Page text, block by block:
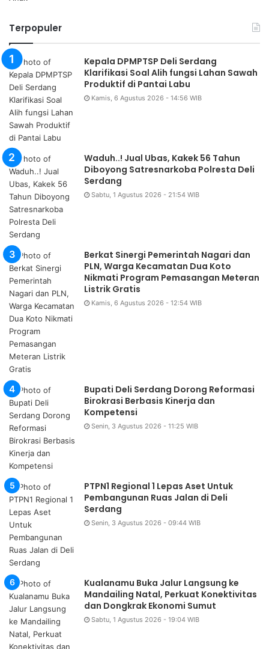
Terpopuler
Kepala DPMPTSP Deli Serdang
Klarifikasi Soal Alih fungsi Lahan Sawah
Produktif di Pantai Labu
Kamis, 6 Agustus 2026 - 14:56 WIB
Waduh..! Jual Ubas, Kakek 56 Tahun
Diboyong Satresnarkoba Polresta Deli
Serdang
Sabtu, 1 Agustus 2026 - 21:54 WIB
Berkat Sinergi Pemerintah Nagari dan
PLN, Warga Kecamatan Dua Koto
Nikmati Program Pemasangan Meteran
Listrik Gratis
Kamis, 6 Agustus 2026 - 12:54 WIB
Bupati Deli Serdang Dorong Reformasi
Birokrasi Berbasis Kinerja dan
Kompetensi
Senin, 3 Agustus 2026 - 11:25 WIB
PTPN1 Regional 1 Lepas Aset Untuk
Pembangunan Ruas Jalan di Deli
Serdang
Senin, 3 Agustus 2026 - 09:44 WIB
Kualanamu Buka Jalur Langsung ke
Mandailing Natal, Perkuat Konektivitas
dan Dongkrak Ekonomi Sumut
Sabtu, 1 Agustus 2026 - 19:04 WIB